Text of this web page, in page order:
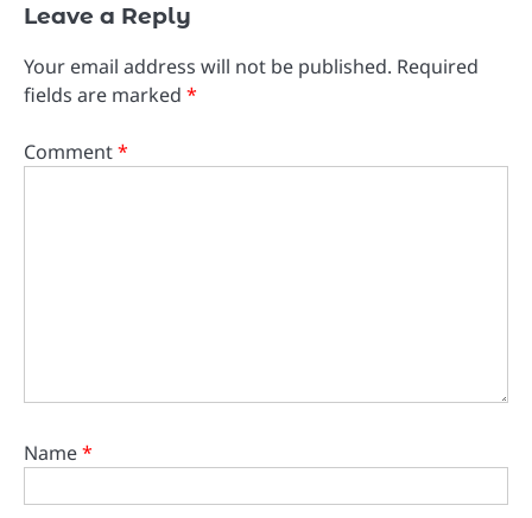
Leave a Reply
Your email address will not be published. Required
fields are marked *
Comment*
Name*